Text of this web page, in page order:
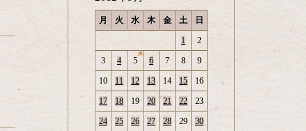
月 火 水 木 金 土 日
1 2
3 4 5 6 7 8 9
10 11 12 13 14 15 16
17 18 19 20 21 22 23
24 25 26 27 28 29 30